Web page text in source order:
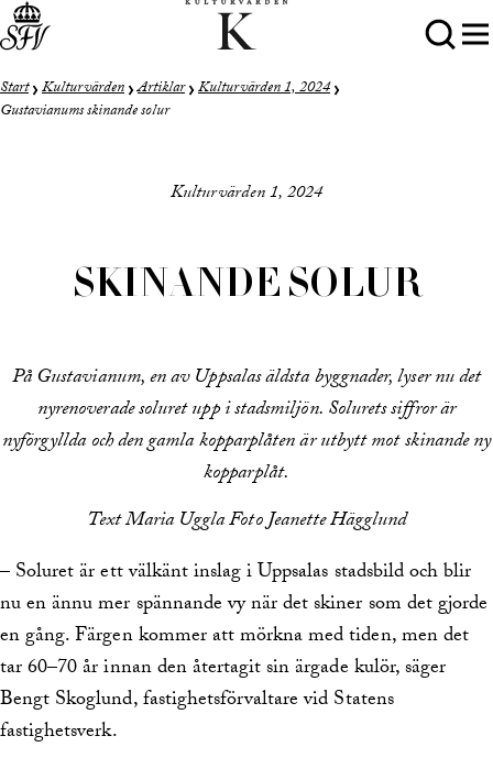
Start Kulturvärden Artiklar Kulturvärden 1, 2024
Gustavianums skinande solur
Kulturvärden 1, 2024
SKINANDE SOLUR
På Gustavianum, en av Uppsalas äldsta byggnader, lyser nu det
nyrenoverade soluret upp i stadsmiljön. Solurets siffror är
nyförgyllda och den gamla kopparplåten är utbytt mot skinande ny
kopparplåt.
Text Maria Uggla Foto Jeanette Hägglund
– Soluret är ett välkänt inslag i Uppsalas stadsbild och blir
nu en ännu mer spännande vy när det skiner som det gjorde
en gång. Färgen kommer att mörkna med tiden, men det
tar 60–70 år innan den återtagit sin ärgade kulör, säger
Bengt Skoglund, fastighetsförvaltare vid Statens
fastighetsverk.